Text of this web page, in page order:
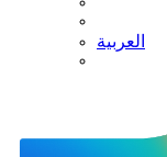
العربية